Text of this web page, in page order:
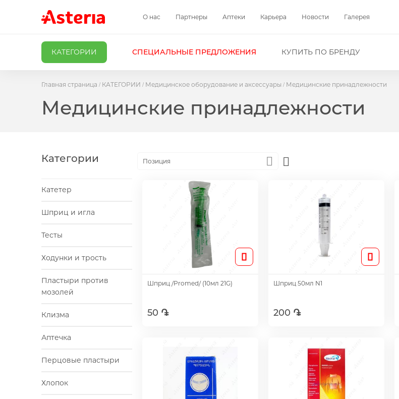
О нас Партнеры Аптеки Карьера Новости Галерея
КАТЕГОРИИ СПЕЦИАЛЬНЫЕ ПРЕДЛОЖЕНИЯ КУПИТЬ ПО БРЕНДУ
Главная страница КАТЕГОРИИ Медицинское оборудование и аксессуары Медицинские принадлежности
Медицинские принадлежности
Категории
Катетер
Шприц и игла
Тесты
Ходунки и трость
Пластыри против
мозолей
Клизма
Аптечка
Перцовые пластыри
Хлопок
Позиция
Descending
Direction
Шприц /Promed/ (10мл 21G)
50 ֏
Шприц 50мл N1
200 ֏